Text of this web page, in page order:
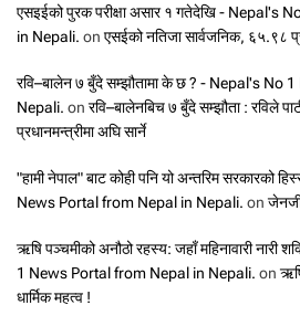
एसइईको पुरक परीक्षा असार १ गतेदेखि - Nepal's
in Nepali. on एसईको नतिजा सार्वजनिक, ६५.९८
रवि–बालेन ७ बुँदे सम्झौतामा के छ ? - Nepal's
Nepali. on रवि–बालेनबिच ७ बुँदे सम्झौता : रविले
प्रधानमन्त्रीमा अघि सार्ने
"हामी नेपाल" बाट कोही पनि यो अन्तरिम सरकारको
News Portal from Nepal in Nepali. on
ऋषि पञ्चमीको अनौठो रहस्य: जहाँ महिनावारी नारी
1 News Portal from Nepal in Nepali. on
धार्मिक महत्व !